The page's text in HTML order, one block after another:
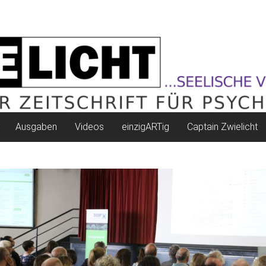
Ausgaben Videos einzigARTig Captain Zwielicht